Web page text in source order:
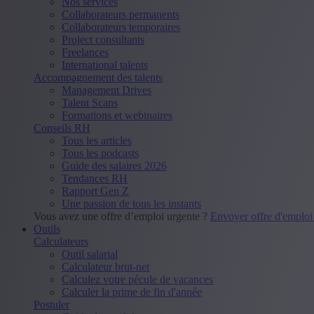
Collaborateurs permanents
Collaborateurs temporaires
Project consultants
Freelances
International talents
Accompagnement des talents
Management Drives
Talent Scans
Formations et webinaires
Conseils RH
Tous les articles
Tous les podcasts
Guide des salaires 2026
Tendances RH
Rapport Gen Z
Une passion de tous les instants
Vous avez une offre d’emploi urgente ? Envoyer offre
Outils
Calculateurs
Outil salarial
Calculateur brut-net
Calculez votre pécule de vacances
Calculer la prime de fin d'année
Postuler